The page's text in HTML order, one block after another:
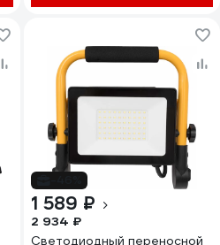
1 589 ₽
2 934 ₽
Светодиодный переносной